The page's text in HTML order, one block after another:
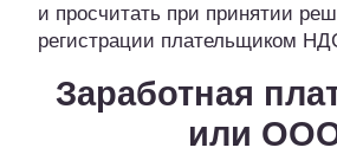
и просчитать при принятии
регистрации плательщиком
Заработная
или